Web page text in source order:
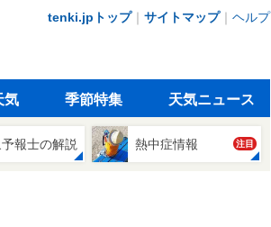
tenki.jpトップ｜ サイトマップ｜ ヘルプ
気 季節特集 天気ニュース
報士の解説 熱中症情報 注目